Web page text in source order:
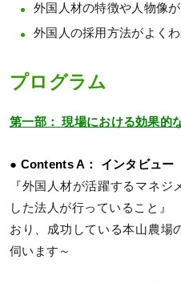
外国人材の特徴や人物像が
外国人の採用方法がよくわ
プログラム
第一部： 現場における効果的
● Contents A： インタビュー
『外国人材が活躍するマネ
した法人が行っていること
おり、成功している本山農場
伺います～